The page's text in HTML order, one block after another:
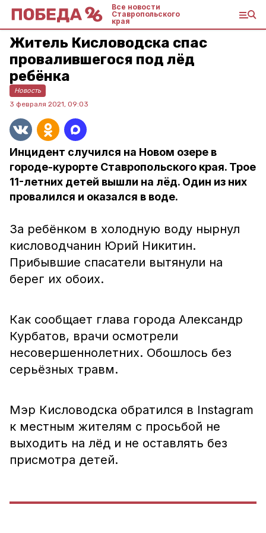
Все новости
Ставропольского
края
Житель Кисловодска спас
провалившегося под лёд
ребёнка
Новость
3 февраля 2021, 09:03
Инцидент случился на Новом озере в
городе-курорте Ставропольского края. Трое
11-летних детей вышли на лёд. Один из них
провалился и оказался в воде.
За ребёнком в холодную воду нырнул
кисловодчанин Юрий Никитин.
Прибывшие спасатели вытянули на
берег их обоих.
Как сообщает глава города Александр
Курбатов, врачи осмотрели
несовершеннолетних. Обошлось без
серьёзных травм.
Мэр Кисловодска обратился в Instagram
к местным жителям с просьбой не
выходить на лёд и не оставлять без
присмотра детей.